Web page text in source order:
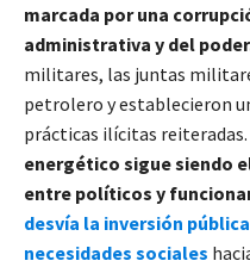
marcada por una
administrativa y del
militares, las juntas
petrolero y establecieron
prácticas ilícitas
energético sigue siendo
entre políticos y
desvía la inversión
necesidades sociales